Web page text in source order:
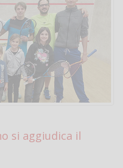
si aggiudica il